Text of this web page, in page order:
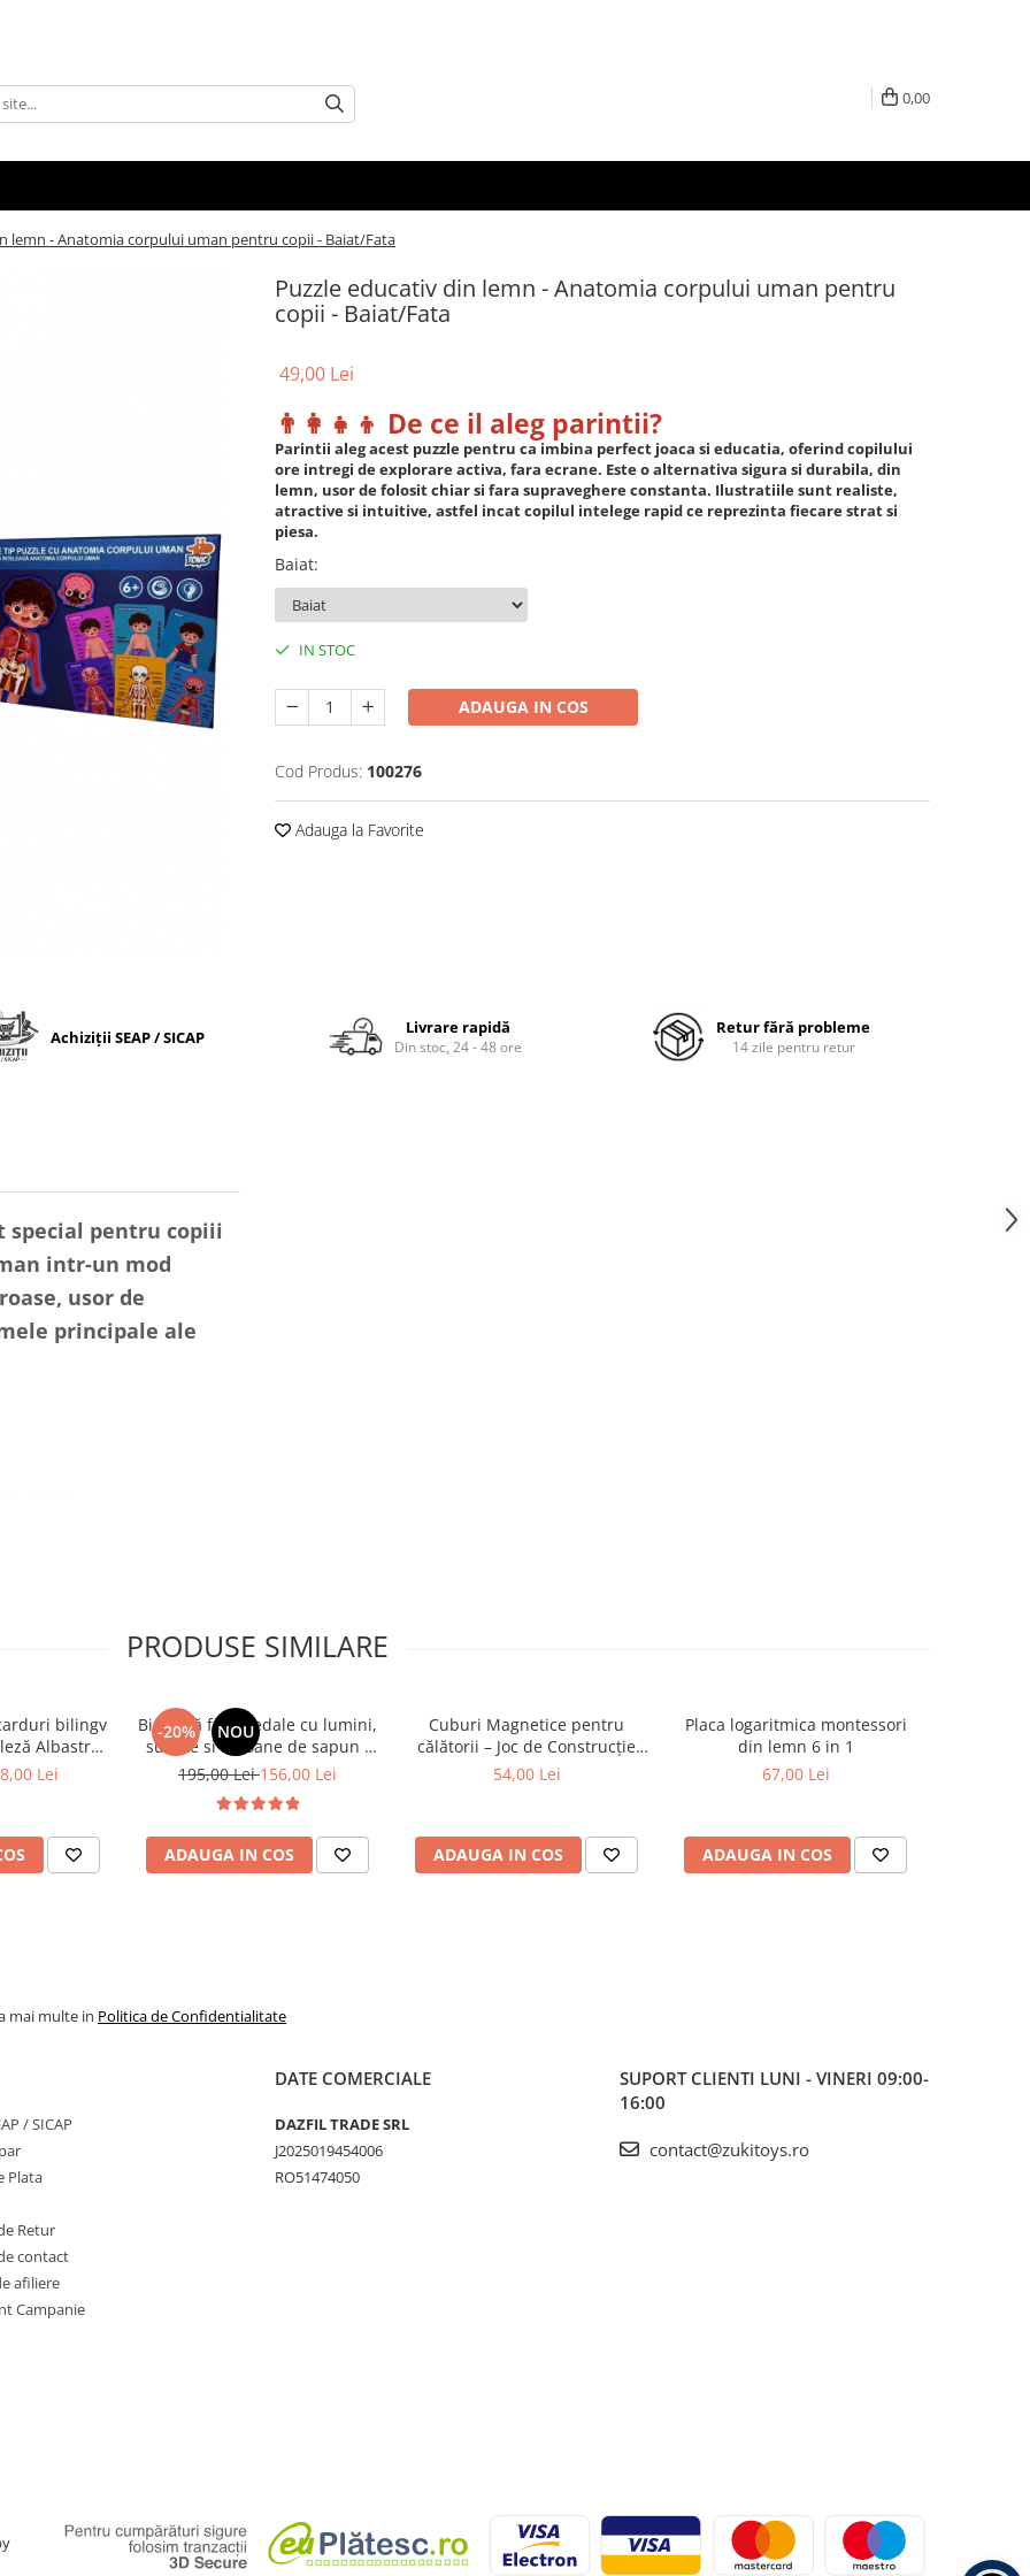
0,00
lemn - Anatomia corpului uman pentru copii - Baiat/Fata
Puzzle educativ din lemn - Anatomia corpului uman pentru
copii - Baiat/Fata
49,00 Lei
👨‍👩‍👧‍👦 De ce il aleg parintii?
Parintii aleg acest puzzle pentru ca imbina perfect joaca si educatia, oferind copilului
ore intregi de explorare activa, fara ecrane. Este o alternativa sigura si durabila, din
lemn, usor de folosit chiar si fara supraveghere constanta. Ilustratiile sunt realiste,
atractive si intuitive, astfel incat copilul intelege rapid ce reprezinta fiecare strat si
piesa.
Baiat:
IN STOC
ADAUGA IN COS
Cod Produs: 100276
Adauga la Favorite
Achiziții SEAP / SICAP Livrare rapidă
Din stoc, 24 - 48 ore
Retur fără probleme
14 zile pentru retur
special pentru copiii
intr-un mod
usor de
principale ale
oase si corp complet
mana
educationala
PRODUSE SIMILARE
bilingv
Albastru
cuvinte)
Lei
-20% NOU
Bicicletă fără pedale cu lumini,
sunete si baloane de sapun -
roz
195,00 Lei156,00 Lei
ADAUGA IN COS
Cuburi Magnetice pentru
călătorii – Joc de Construcție
STEM, 3 ani+
54,00 Lei
ADAUGA IN COS
Placa logaritmica montessori
din lemn 6 in 1
67,00 Lei
ADAUGA IN COS
mai multe in Politica de Confidentialitate
/ SICAP
Plata
Retur
contact
afiliere
Campanie
DATE COMERCIALE
DAZFIL TRADE SRL
J2025019454006
RO51474050
SUPORT CLIENTI LUNI - VINERI 09:00-
16:00
contact@zukitoys.ro